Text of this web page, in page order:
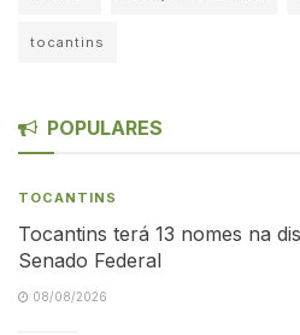
tocantins
POPULARES
TOCANTINS
Tocantins terá 13 nomes na
Senado Federal
08/08/2026